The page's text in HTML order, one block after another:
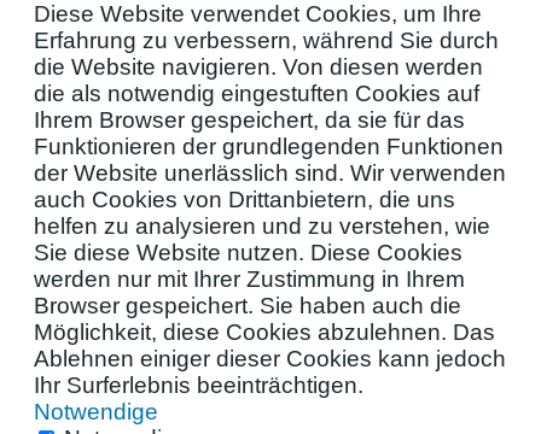
Diese Website verwendet Cookies, um Ihre
Erfahrung zu verbessern, während Sie durch
die Website navigieren. Von diesen werden
die als notwendig eingestuften Cookies auf
Ihrem Browser gespeichert, da sie für das
Funktionieren der grundlegenden Funktionen
der Website unerlässlich sind. Wir verwenden
auch Cookies von Drittanbietern, die uns
helfen zu analysieren und zu verstehen, wie
Sie diese Website nutzen. Diese Cookies
werden nur mit Ihrer Zustimmung in Ihrem
Browser gespeichert. Sie haben auch die
Möglichkeit, diese Cookies abzulehnen. Das
Ablehnen einiger dieser Cookies kann jedoch
Ihr Surferlebnis beeinträchtigen.
Notwendige